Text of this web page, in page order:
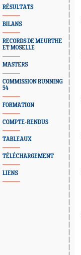
RÉSULTATS
BILANS
RECORDS DE MEURTHE
ET MOSELLE
MASTERS
COMMISSION RUNNING
54
FORMATION
COMPTE-RENDUS
TABLEAUX
TÉLÉCHARGEMENT
LIENS